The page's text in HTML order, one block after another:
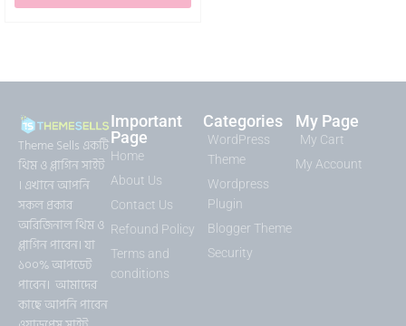
Theme Sells একটি
থিম ও প্লাগিন সাইট
। এখানে আপনি
সকল প্রকার
অরিজিনাল থিম ও
প্লাগিন পাবেন। যা
১০০% আপডেট
পাবেন। আমাদের
কাছে আপনি পাবেন
Important
Page
Home
About Us
Contact Us
Refound Policy
Terms and
conditions
Categories
WordPress
Theme
Wordpress
Plugin
Blogger Theme
Security
My Page
My Cart
My Account